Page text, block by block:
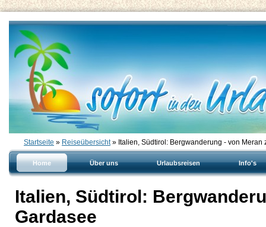
Startseite » Reiseübersicht» Italien, Südtirol: Bergwanderung - von Meran
Home Über uns Urlaubsreisen Info's
Italien, Südtirol:
Gardasee